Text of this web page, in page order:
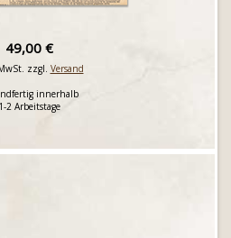
49,00 €
zzgl. Versand
innerhalb
1-2 Arbeitstage